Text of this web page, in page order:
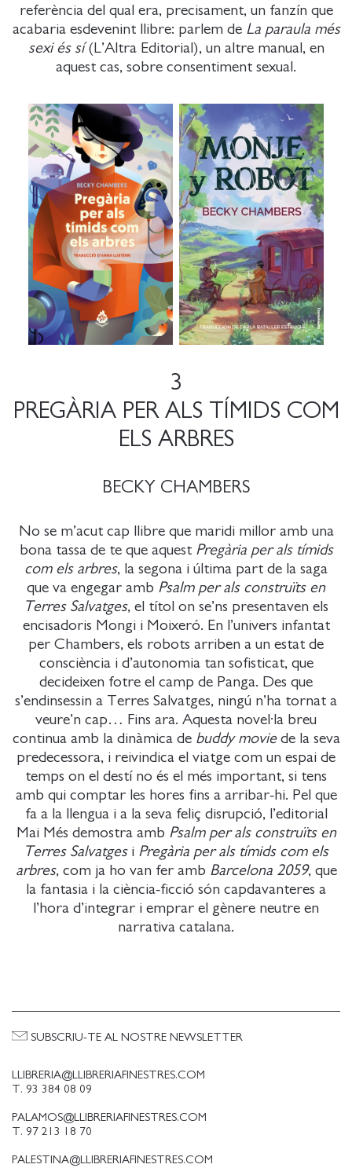
referència del qual era, precisament, un fanzín que
acabaria esdevenint llibre: parlem de La paraula més
sexi és sí(L’Altra Editorial), un altre manual, en
aquest cas, sobre consentiment sexual.
3
PREGÀRIA PER ALS TÍMIDS COM
ELS ARBRES
BECKY CHAMBERS
No se m’acut cap llibre que maridi millor amb una
bona tassa de te que aquest Pregària per als tímids
com els arbres, la segona i última part de la saga
que va engegar amb Psalm per als construïts en
Terres Salvatges, el títol on se’ns presentaven els
encisadoris Mongi i Moixeró. En l’univers infantat
per Chambers, els robots arriben a un estat de
consciència i d’autonomia tan sofisticat, que
decideixen fotre el camp de Panga. Des que
s’endinsessin a Terres Salvatges, ningú n’ha tornat a
veure’n cap… Fins ara. Aquesta novel·la breu
continua amb la dinàmica de buddy moviede la seva
predecessora, i reivindica el viatge com un espai de
temps on el destí no és el més important, si tens
amb qui comptar les hores fins a arribar-hi. Pel que
fa a la llengua i a la seva feliç disrupció, l’editorial
Mai Més demostra amb Psalm per als construïts en
Terres Salvatges i Pregària per als tímids com els
arbres, com ja ho van fer amb Barcelona 2059, que
la fantasia i la ciència-ficció són capdavanteres a
l’hora d’integrar i emprar el gènere neutre en
narrativa catalana.
LLIBRERIA@LLIBRERIAFINESTRES.COM
T. 93 384 08 09
PALAMOS@LLIBRERIAFINESTRES.COM
T. 97 213 18 70
PALESTINA@LLIBRERIAFINESTRES.COM
SUBSCRIU-TE AL NOSTRE NEWSLETTER